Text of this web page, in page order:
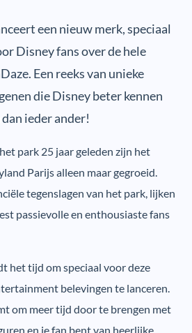
een nieuw merk, speciaal
Disney fans over de hele
Een reeks van unieke
die Disney beter kennen
ieder ander!
park 25 jaar geleden zijn het
Parijs alleen maar gegroeid.
tegenslagen van het park, lijken
passievolle en enthousiaste fans
het tijd om speciaal voor deze
belevingen te lanceren.
om meer tijd door te brengen met
en je fan bent van heerlijke